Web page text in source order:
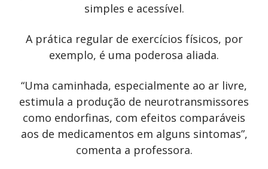
simples e acessível.
A prática regular de exercícios físicos, por
exemplo, é uma poderosa aliada.
“Uma caminhada, especialmente ao ar livre,
estimula a produção de neurotransmissores
como endorfinas, com efeitos comparáveis
aos de medicamentos em alguns sintomas”,
comenta a professora.